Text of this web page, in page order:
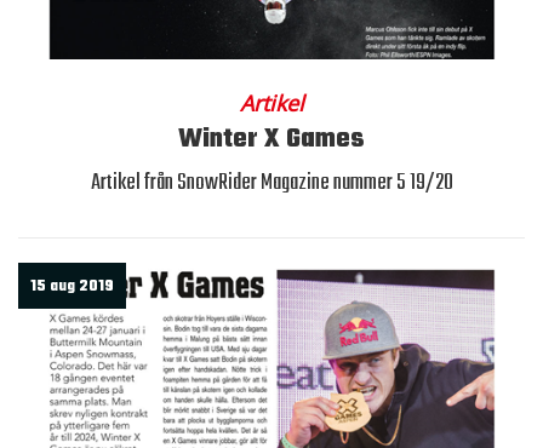
Artikel
Winter X Games
Artikel från SnowRider Magazine nummer 5 19/20
15 aug 2019